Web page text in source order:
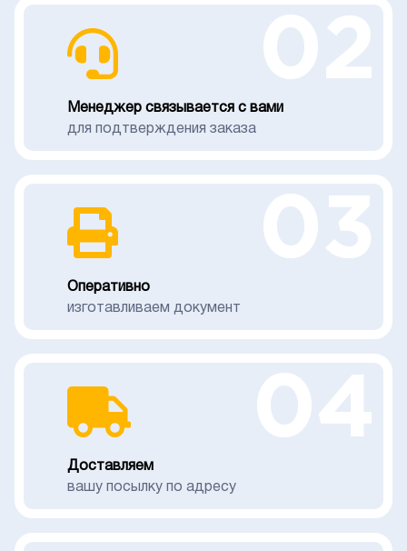
Менеджер связывается с вами
для подтверждения заказа
Оперативно
изготавливаем документ
Доставляем
вашу посылку по адресу